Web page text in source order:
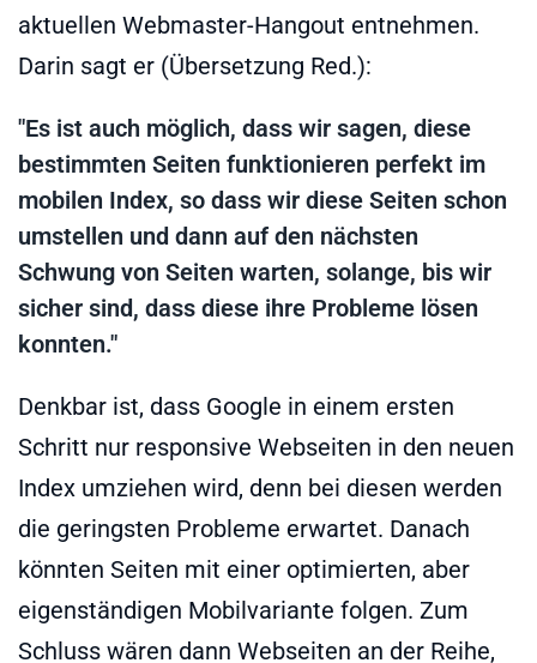
aktuellen Webmaster-Hangout entnehmen.
Darin sagt er (Übersetzung Red.):
"Es ist auch möglich, dass wir sagen, diese
bestimmten Seiten funktionieren perfekt im
mobilen Index, so dass wir diese Seiten schon
umstellen und dann auf den nächsten
Schwung von Seiten warten, solange, bis wir
sicher sind, dass diese ihre Probleme lösen
konnten."
Denkbar ist, dass Google in einem ersten
Schritt nur responsive Webseiten in den neuen
Index umziehen wird, denn bei diesen werden
die geringsten Probleme erwartet. Danach
könnten Seiten mit einer optimierten, aber
eigenständigen Mobilvariante folgen. Zum
Schluss wären dann Webseiten an der Reihe,